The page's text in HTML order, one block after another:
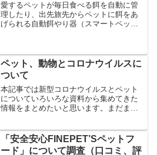
愛するペットが毎日食べる餌を自動に管
理したり、出先旅先からペットに餌をあ
げられる自動餌やり器（スマートペット
ほうがいい」という方まで...
ペット、動物とコロナウイルスに
ついて
本記事では新型コロナウイルスとペット
についていろいろな資料から集めてきた
情報をまとめたいと思います。まだまだ
ていく予定です。政府機関や海外の研究
まで幅広く扱っています。...
「安全安心FINEPET’Sペットフ
ード」について調査（口コミ、評